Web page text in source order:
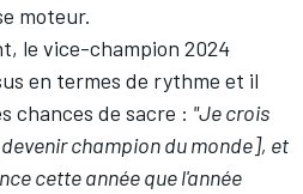
moteur.
le vice-champion 2024
en termes de rythme et il
chances de sacre : "Je crois
champion du monde], et
cette année que l'année